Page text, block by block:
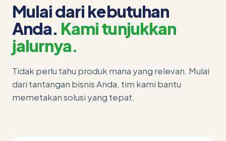
Mulai dari kebutuhan
Anda. Kami tunjukkan
jalurnya.
Tidak perlu tahu produk mana yang relevan. Mulai
dari tantangan bisnis Anda, tim kami bantu
memetakan solusi yang tepat.